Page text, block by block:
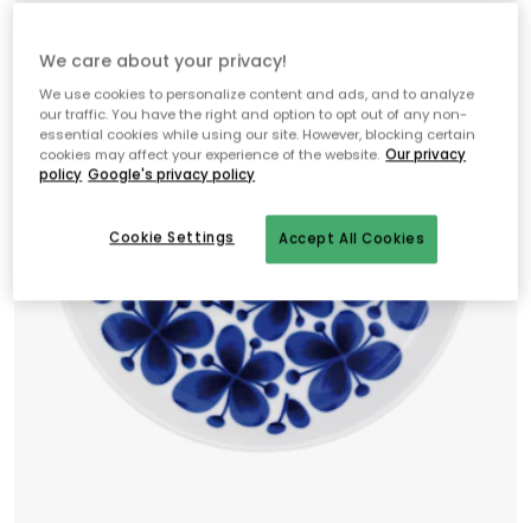
We care about your privacy!
We use cookies to personalize content and ads, and to analyze
our traffic. You have the right and option to opt out of any non-
essential cookies while using our site. However, blocking certain
cookies may affect your experience of the website. Our privacy
policy Google's privacy policy
Accept All Cookies
Cookie Settings